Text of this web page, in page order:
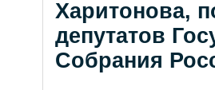
Харитонова,
депутатов
Собрания